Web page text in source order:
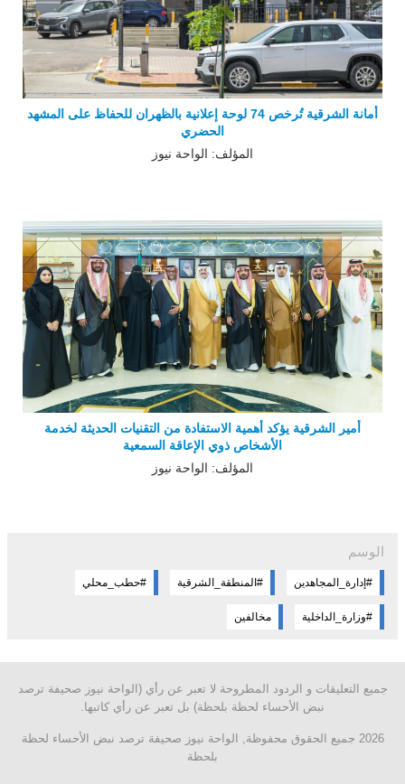
أمانة الشرقية تُرخص 74 لوحة إعلانية بالظهران للحفاظ على المشهد
الحضري
المؤلف: الواحة نيوز
أمير الشرقية يؤكد أهمية الاستفادة من التقنيات الحديثة لخدمة
الأشخاص ذوي الإعاقة السمعية
المؤلف: الواحة نيوز
الوسم
#المنطقة_الشرقية #حطب_محلي
#وزارة_الداخلية مخالفين
جميع التعليقات و الردود المطروحة لا تعبر عن رأي (الواحة نيوز صحيفة ترصد
نبض الأحساء لحظة بلحظة) بل تعبر عن رأي كاتبها.
2026 جميع الحقوق محفوظة, الواحة نيوز صحيفة ترصد نبض الأحساء لحظة
بلحظة